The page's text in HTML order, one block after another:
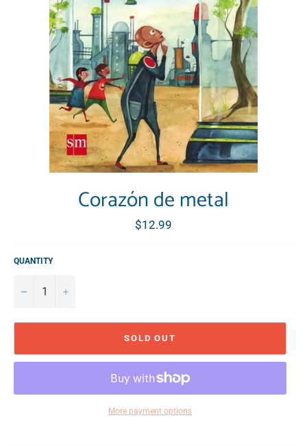
Corazón de metal
Regular
price
$12.99
QUANTITY
− +
SOLD OUT
More payment options